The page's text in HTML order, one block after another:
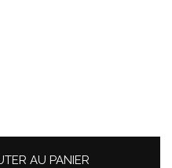
AU PANIER